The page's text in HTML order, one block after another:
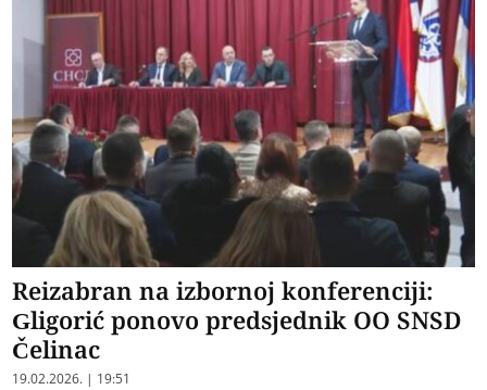
Reizabran na izbornoj konferenciji:
Gligorić ponovo predsjednik OO SNSD
Čelinac
19.02.2026. | 19:51